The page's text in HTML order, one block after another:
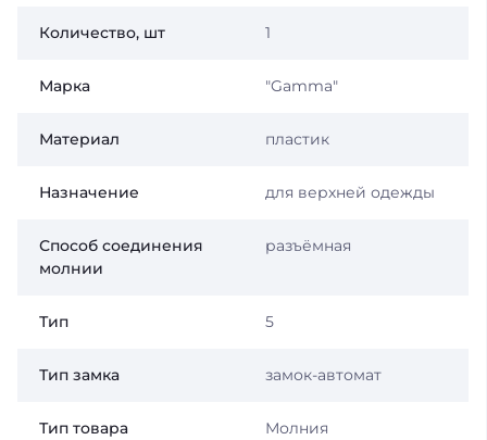
Количество, шт 1
Марка "Gamma"
Материал пластик
Назначение для верхней одежды
Способ соединения
молнии
разъёмная
Тип 5
Тип замка замок-автомат
Тип товара Молния